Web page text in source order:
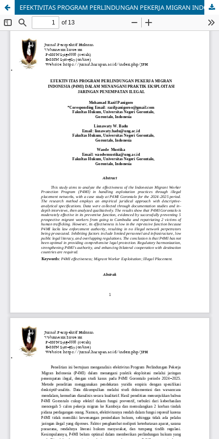
EFEKTIVITAS PROGRAM PERLINDUNGAN PEKERJA MIGRAN INDONESIA (P4MI) DALAM MENANGANI PRAKTIK EKSPLOITASI JARINGAN PENEMPATAN ILEGAL